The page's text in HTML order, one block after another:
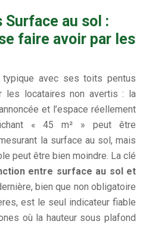
Surface au sol :
faire avoir par les
typique avec ses toits pentus
les locataires non avertis : la
et l’espace réellement
« 45 m² » peut être
la surface au sol, mais
peut être bien moindre. La clé
entre surface au sol et
bien que non obligatoire
est le seul indicateur fiable
où la hauteur sous plafond